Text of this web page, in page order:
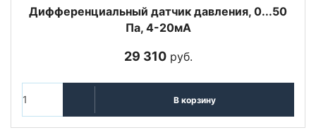
Дифференциальный датчик давления, 0...50
Па, 4-20мА
29 310руб.
В корзину